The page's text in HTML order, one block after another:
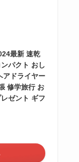
最新 速乾
パクト おし
アドライヤー
修学旅行 お
ゼント ギフ